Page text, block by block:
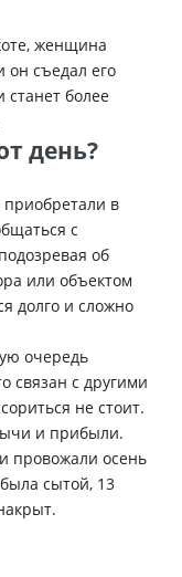
женщина
он съедал его
станет более
день?
приобретали в
с
об
или объектом
долго и сложно
очередь
связан с другими
не стоит.
и прибыли.
провожали осень
сытой, 13